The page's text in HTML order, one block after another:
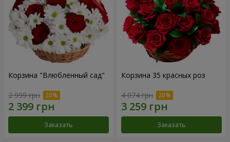
Корзина "Влюбленный сад"
2 999 грн
Заказать
Корзина 35 красных роз
4 074 грн
Заказать